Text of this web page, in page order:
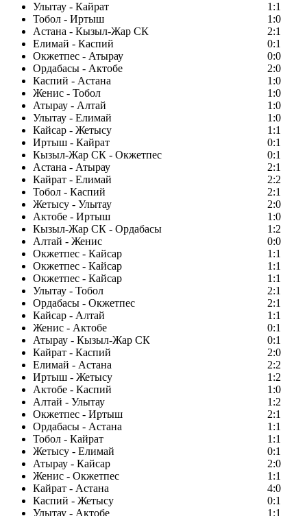
Улытау - Кайрат
1:1
Тобол - Иртыш
1:0
Астана - Кызыл-Жар СК
2:1
Елимай - Каспий
0:1
Окжетпес - Атырау
0:0
Ордабасы - Актобе
2:0
Каспий - Астана
1:0
Женис - Тобол
1:0
Атырау - Алтай
1:0
Улытау - Елимай
1:0
Кайсар - Жетысу
1:1
Иртыш - Кайрат
0:1
Кызыл-Жар СК - Окжетпес
0:1
Астана - Атырау
2:1
Кайрат - Елимай
2:2
Тобол - Каспий
2:1
Жетысу - Улытау
2:0
Актобе - Иртыш
1:0
Кызыл-Жар СК - Ордабасы
1:2
Алтай - Женис
0:0
Окжетпес - Кайсар
1:1
Окжетпес - Кайсар
1:1
Окжетпес - Кайсар
1:1
Улытау - Тобол
2:1
Ордабасы - Окжетпес
2:1
Кайсар - Алтай
1:1
Женис - Актобе
0:1
Атырау - Кызыл-Жар СК
0:1
Кайрат - Каспий
2:0
Елимай - Астана
2:2
Иртыш - Жетысу
1:2
Актобе - Каспий
1:0
Алтай - Улытау
1:2
Окжетпес - Иртыш
2:1
Ордабасы - Астана
1:1
Тобол - Кайрат
1:1
Жетысу - Елимай
0:1
Атырау - Кайсар
2:0
Женис - Окжетпес
1:1
Кайрат - Астана
4:0
Каспий - Жетысу
0:1
Улытау - Актобе
1:1